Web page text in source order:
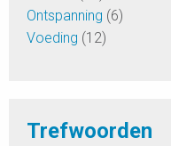
Ontspanning (6)
Voeding (12)
Trefwoorden